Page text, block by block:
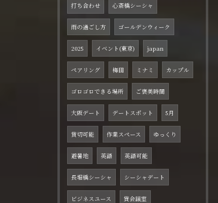
打ち合わせ 心斎橋シーシャ
雨の過ごし方 ゴールデンウィーク
2025 イベント(東京) japan
ペアリング 梅田 ミナミ カップル
ゴロゴロできる場所 ご褒美時間
大阪デート デートスポット 5月
貸切可能 作業スペース ゆっくり
避暑地 英語 英語可能
長堀橋シーシャ シーシャデート
ビジネスユース 貸会議室